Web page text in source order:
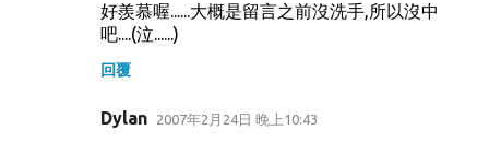
好羨慕喔......大概是留言之前沒洗手,所以沒中
吧....(泣......)
回覆
Dylan 2007年2月24日 晚上10:43